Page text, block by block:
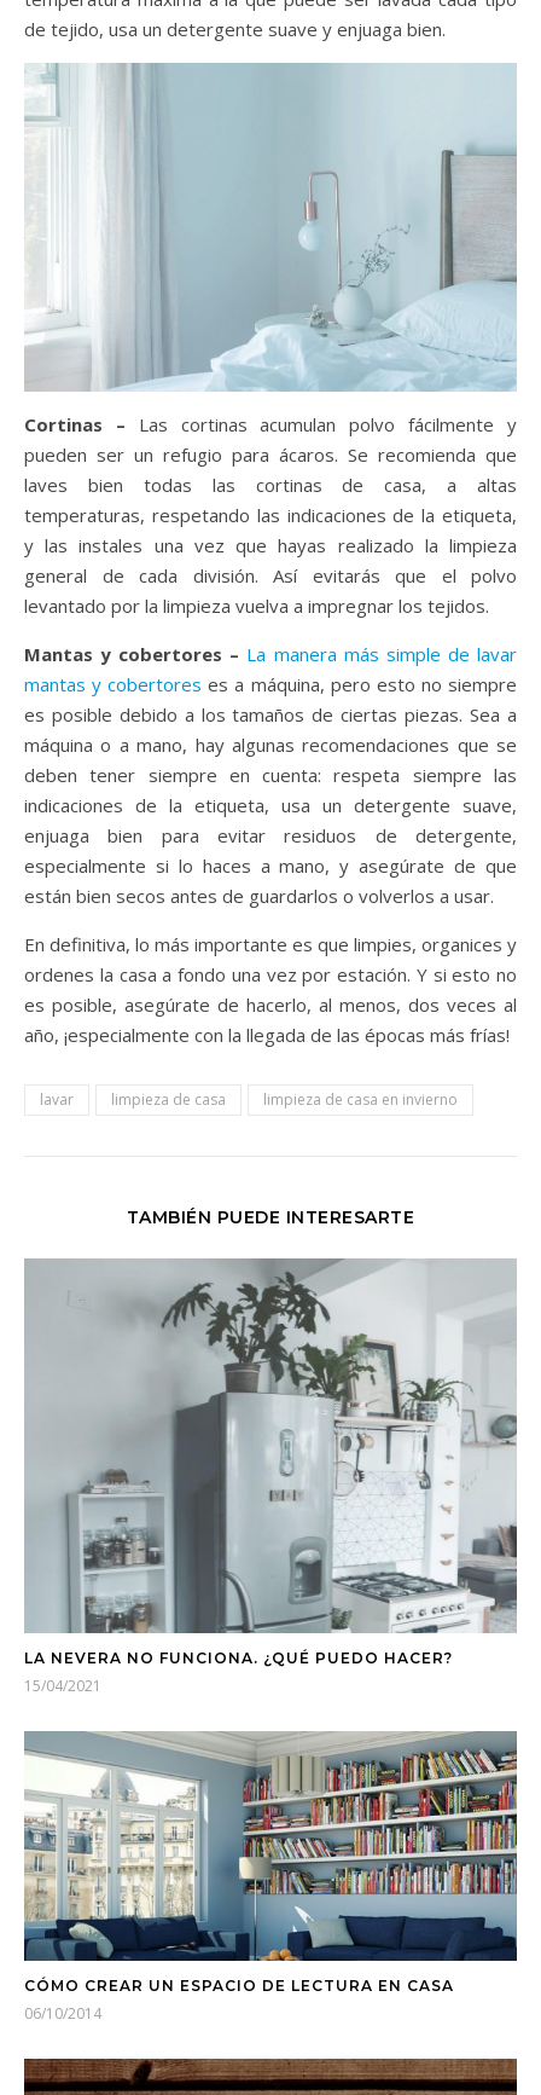
de tejido, usa un detergente suave y enjuaga bien.
Cortinas – Las cortinas acumulan polvo fácilmente y
pueden ser un refugio para ácaros. Se recomienda que
laves bien todas las cortinas de casa, a altas
temperaturas, respetando las indicaciones de la etiqueta,
y las instales una vez que hayas realizado la limpieza
general de cada división. Así evitarás que el polvo
levantado por la limpieza vuelva a impregnar los tejidos.
Mantas y cobertores – La manera más simple de lavar
mantas y cobertores es a máquina, pero esto no siempre
es posible debido a los tamaños de ciertas piezas. Sea a
máquina o a mano, hay algunas recomendaciones que se
deben tener siempre en cuenta: respeta siempre las
indicaciones de la etiqueta, usa un detergente suave,
enjuaga bien para evitar residuos de detergente,
especialmente si lo haces a mano, y asegúrate de que
están bien secos antes de guardarlos o volverlos a usar.
En definitiva, lo más importante es que limpies, organices y
ordenes la casa a fondo una vez por estación. Y si esto no
es posible, asegúrate de hacerlo, al menos, dos veces al
año, ¡especialmente con la llegada de las épocas más frías!
lavar limpieza de casa limpieza de casa en invierno
TAMBIÉN PUEDE INTERESARTE
LA NEVERA NO FUNCIONA. ¿QUÉ PUEDO HACER?
15/04/2021
CÓMO CREAR UN ESPACIO DE LECTURA EN CASA
06/10/2014